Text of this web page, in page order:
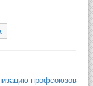
профсоюзов